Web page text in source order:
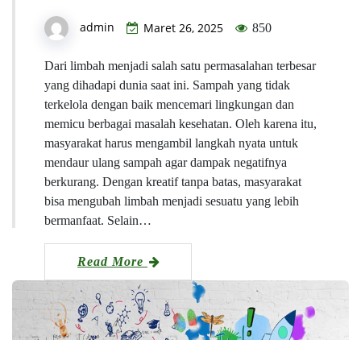
admin Maret 26, 2025 850
Dari limbah menjadi salah satu permasalahan terbesar
yang dihadapi dunia saat ini. Sampah yang tidak
terkelola dengan baik mencemari lingkungan dan
memicu berbagai masalah kesehatan. Oleh karena itu,
masyarakat harus mengambil langkah nyata untuk
mendaur ulang sampah agar dampak negatifnya
berkurang. Dengan kreatif tanpa batas, masyarakat
bisa mengubah limbah menjadi sesuatu yang lebih
bermanfaat. Selain…
Read More